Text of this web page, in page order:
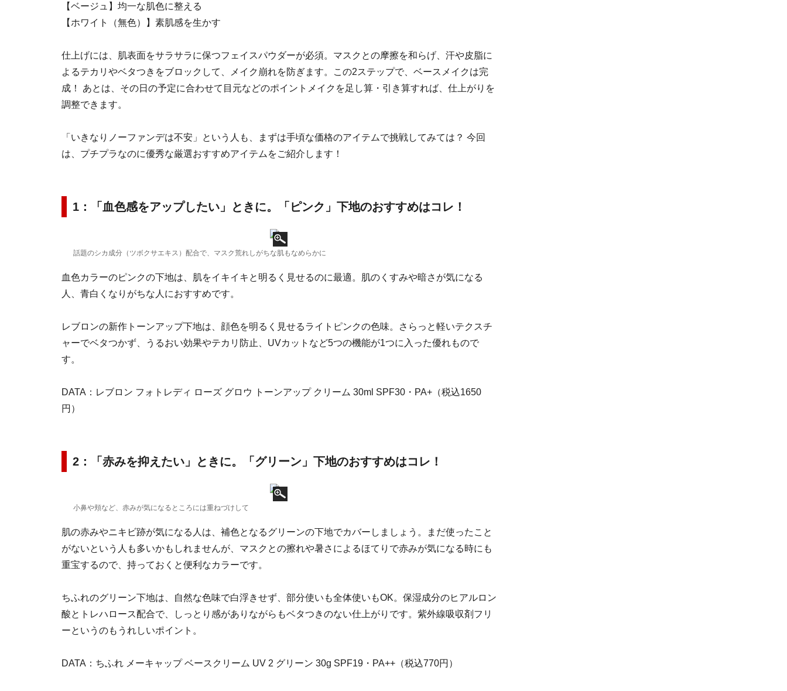
【ベージュ】均一な肌色に整える
【ホワイト（無色）】素肌感を生かす
仕上げには、肌表面をサラサラに保つフェイスパウダーが必須。マスクとの摩擦を和らげ、汗や皮脂に
よるテカリやベタつきをブロックして、メイク崩れを防ぎます。この2ステップで、ベースメイクは完
成！ あとは、その日の予定に合わせて目元などのポイントメイクを足し算・引き算すれば、仕上がりを
調整できます。
「いきなりノーファンデは不安」という人も、まずは手頃な価格のアイテムで挑戦してみては？ 今回
は、プチプラなのに優秀な厳選おすすめアイテムをご紹介します！
1：「血色感をアップしたい」ときに。「ピンク」下地のおすすめはコレ！
話題のシカ成分（ツボクサエキス）配合で、マスク荒れしがちな肌もなめらかに
血色カラーのピンクの下地は、肌をイキイキと明るく見せるのに最適。肌のくすみや暗さが気になる
人、青白くなりがちな人におすすめです。
レブロンの新作トーンアップ下地は、顔色を明るく見せるライトピンクの色味。さらっと軽いテクスチ
ャーでベタつかず、うるおい効果やテカリ防止、UVカットなど5つの機能が1つに入った優れもので
す。
DATA：レブロン フォトレディ ローズ グロウ トーンアップ クリーム 30ml SPF30・PA+（税込1650
円）
2：「赤みを抑えたい」ときに。「グリーン」下地のおすすめはコレ！
小鼻や頬など、赤みが気になるところには重ねづけして
肌の赤みやニキビ跡が気になる人は、補色となるグリーンの下地でカバーしましょう。まだ使ったこと
がないという人も多いかもしれませんが、マスクとの擦れや暑さによるほてりで赤みが気になる時にも
重宝するので、持っておくと便利なカラーです。
ちふれのグリーン下地は、自然な色味で白浮きせず、部分使いも全体使いもOK。保湿成分のヒアルロン
酸とトレハロース配合で、しっとり感がありながらもベタつきのない仕上がりです。紫外線吸収剤フリ
ーというのもうれしいポイント。
DATA：ちふれ メーキャップ ベースクリーム UV 2 グリーン 30g SPF19・PA++（税込770円）